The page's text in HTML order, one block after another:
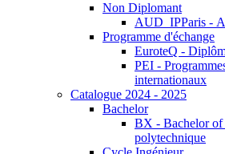
Non Diplomant
AUD_IPParis -
Programme d'échange
EuroteQ -
PEI -
internationaux
Catalogue 2024 - 2025
Bachelor
BX - Bachelor of
polytechnique